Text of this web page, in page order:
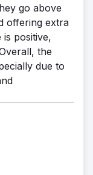
go above
offering extra
is positive,
the
due to